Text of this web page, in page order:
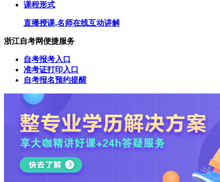
课程形式
直播授课,名师在线互动讲解
浙江自考网便捷服务
自考报考入口
准考证打印入口
自考报名预约提醒